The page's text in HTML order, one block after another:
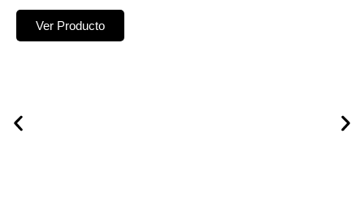
Ver Producto